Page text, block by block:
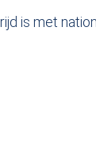
is met